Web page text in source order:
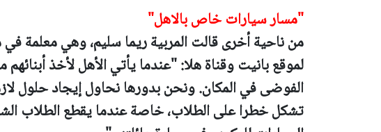
"مسار سيارات خاص بالاهل"
من ناحية أخرى قالت المربية ريما سليم، وهي معلمة
لموقع بانيت وقناة هلا: "عندما يأتي الأهل لأخذ
الفوضى في المكان. ونحن بدورها نحاول إيجاد حلول
تشكل خطرا على الطلاب، خاصة عندما يقطع الطلاب